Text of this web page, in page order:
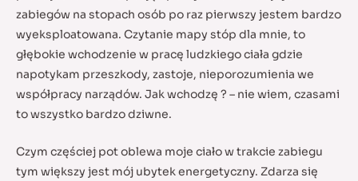
zabiegów na stopach osób po raz pierwszy jestem bardzo
wyeksploatowana. Czytanie mapy stóp dla mnie, to
głębokie wchodzenie w pracę ludzkiego ciała gdzie
napotykam przeszkody, zastoje, nieporozumienia we
współpracy narządów. Jak wchodzę ? – nie wiem, czasami
to wszystko bardzo dziwne.
Czym częściej pot oblewa moje ciało w trakcie zabiegu
tym większy jest mój ubytek energetyczny. Zdarza się